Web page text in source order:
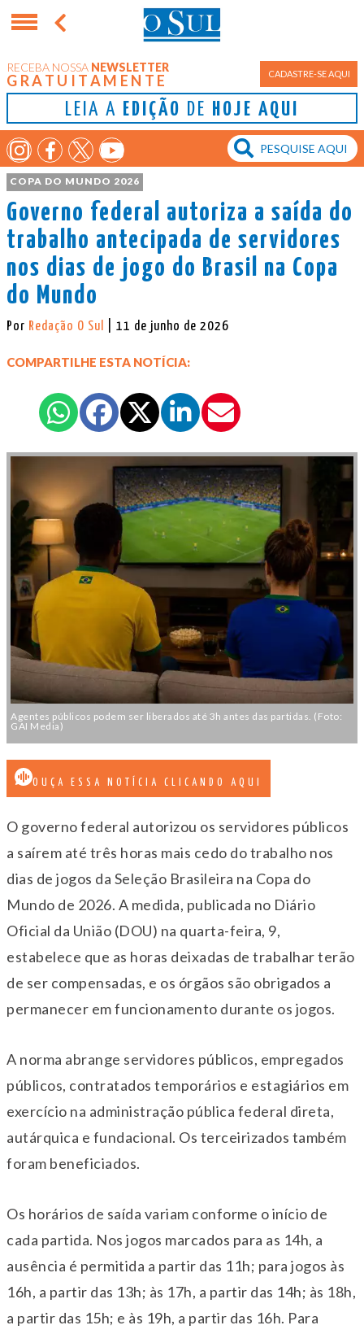
RECEBA NOSSA NEWSLETTER
GRATUITAMENTE CADASTRE-SE AQUI
LEIA A EDIÇÃO DE HOJE AQUI
COPA DO MUNDO 2026
Governo federal autoriza a saída do
trabalho antecipada de servidores
nos dias de jogo do Brasil na Copa
do Mundo
Por Redação O Sul | 11 de junho de 2026
COMPARTILHE ESTA NOTÍCIA:
Agentes públicos podem ser liberados até 3h antes das partidas. (Foto:
GAI Media)
OUÇA ESSA NOTÍCIA CLICANDO AQUI
O governo federal autorizou os servidores públicos
a saírem até três horas mais cedo do trabalho nos
dias de jogos da Seleção Brasileira na Copa do
Mundo de 2026. A medida, publicada no Diário
Oficial da União (DOU) na quarta-feira, 9,
estabelece que as horas deixadas de trabalhar terão
de ser compensadas, e os órgãos são obrigados a
permanecer em funcionamento durante os jogos.
A norma abrange servidores públicos, empregados
públicos, contratados temporários e estagiários em
exercício na administração pública federal direta,
autárquica e fundacional. Os terceirizados também
foram beneficiados.
Os horários de saída variam conforme o início de
cada partida. Nos jogos marcados para as 14h, a
ausência é permitida a partir das 11h; para jogos às
16h, a partir das 13h; às 17h, a partir das 14h; às 18h,
a partir das 15h; e às 19h, a partir das 16h. Para